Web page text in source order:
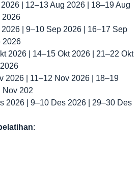
| 12–13 Aug 2026 | 18–19 Aug
2026
| 9–10 Sep 2026 | 16–17 Sep
2026
2026 | 14–15 Okt 2026 | 21–22 Okt
2026 | 11–12 Nov 2026 | 18–19
Nov 202
2026 | 9–10 Des 2026 | 29–30 Des
: